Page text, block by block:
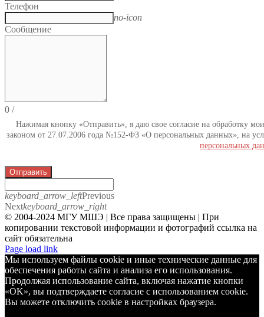
Телефон
no-icon
Сообщение
0 /
Нажимая кнопку «Отправить», я даю свое согласие на обработку
законом от 27.07.2006 года №152-ФЗ «О персональных данных», на
персональных
Отправить
keyboard_arrow_leftPrevious
Nextkeyboard_arrow_right
© 2004-2024 МГУ МШЭ | Все права защищены | При
копировании текстовой информации и фотографий ссылка на
сайт обязательна
Telegram
Page load link
Мы используем файлы cookie и иные технические данные для
обеспечения работы сайта и анализа его использования.
Продолжая использование сайта, включая нажатие кнопки
«OK», вы подтверждаете согласие с использованием cookie.
Вы можете отключить cookie в настройках браузера.